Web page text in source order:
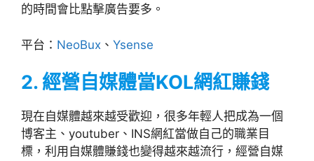
的時間會比點擊廣告要多。
平台： NeoBux 、 Ysense
2.經營自媒體當KOL網紅賺錢
現在自媒體越來越受歡迎，很多年輕人把成為一個
博客主、youtuber、INS網紅當做自己的職業目
標，利用自媒體賺錢也變得越來越流行，經營自媒